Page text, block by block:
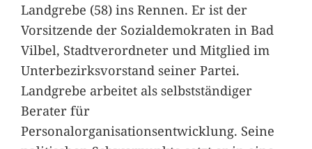
Landgrebe (58) ins Rennen. Er ist der
Vorsitzende der Sozialdemokraten in Bad
Vilbel, Stadtverordneter und Mitglied im
Unterbezirksvorstand seiner Partei.
Landgrebe arbeitet als selbstständiger
Berater für
Personalorganisationsentwicklung. Seine